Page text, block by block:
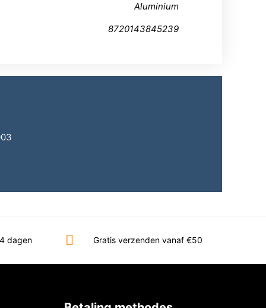
Aluminium
8720143845239
dagen Gratis verzenden vanaf €50